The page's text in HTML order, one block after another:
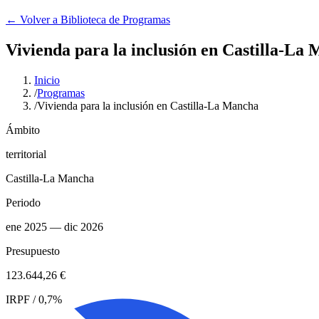
← Volver a Biblioteca de Programas
Vivienda para la inclusión en Castilla-La
Inicio
/Programas
/Vivienda para la inclusión en Castilla-La Mancha
Ámbito
territorial
Castilla-La Mancha
Periodo
ene 2025 — dic 2026
Presupuesto
123.644,26 €
IRPF / 0,7%